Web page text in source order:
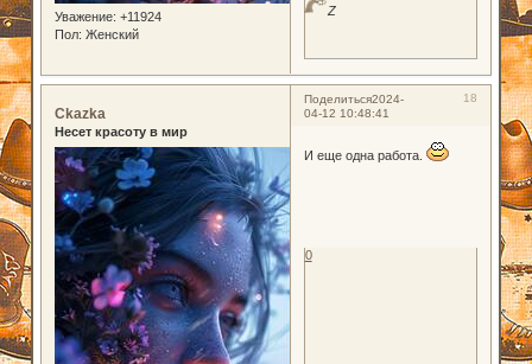
Уважение: +11924
Пол: Женский
Z
Поделиться 18
2024-
04-12 10:48:41
Ckazka
Несет красоту в мир
И еще одна работа.
0